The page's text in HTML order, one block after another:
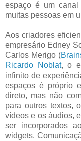
espaço é um canal
muitas pessoas em
Aos criadores
empresário Edney
Carlos Merigo (
Ricardo Noblat, o
infinito de
espaços é próprio
direto, mas não
para outros textos,
vídeos e os áudios,
ser incorporados
widgets.